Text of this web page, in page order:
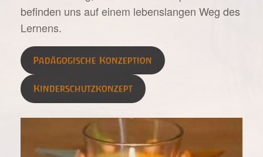
befinden uns auf einem lebenslangen Weg des
Lernens.
Padägogische Konzeption
Kinderschutzkonzept